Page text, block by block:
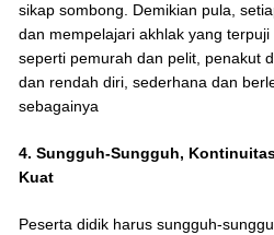
sikap sombong. Demikian pula,
dan mempelajari akhlak yang
seperti pemurah dan pelit, penakut
dan rendah diri, sederhana dan
sebagainya
4. Sungguh-Sungguh,
Kuat
Peserta didik harus sungguh-